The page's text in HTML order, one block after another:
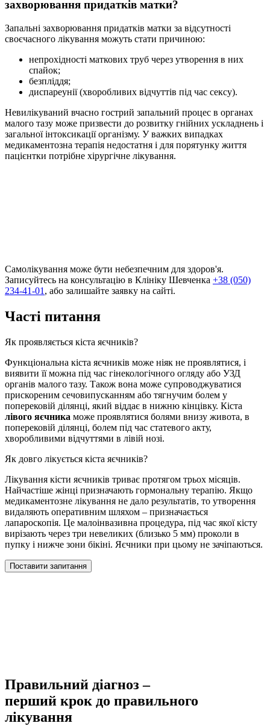
захворювання придатків матки?
Запальні захворювання придатків матки за відсутності
своєчасного лікування можуть стати причиною:
непрохідності маткових труб через утворення в них
спайок;
безпліддя;
диспареунії (хворобливих відчуттів під час сексу).
Невилікуваний вчасно гострий запальний процес в органах
малого тазу може призвести до розвитку гнійних ускладнень і
загальної інтоксикації організму. У важких випадках
медикаментозна терапія недостатня і для порятунку життя
пацієнтки потрібне хірургічне лікування.
Самолікування може бути небезпечним для здоров'я.
Записуйтесь на консультацію в Клініку Шевченка +38 (050)
234-41-01 , або залишайте заявку на сайті.
Часті питання
Як проявляється кіста яєчників?
Функціональна кіста яєчників може ніяк не проявлятися, і
виявити її можна під час гінекологічного огляду або УЗД
органів малого тазу. Також вона може супроводжуватися
прискореним сечовипусканням або тягнучим болем у
поперековій ділянці, який віддає в нижню кінцівку. Кіста
лівого яєчника може проявлятися болями внизу живота, в
поперековій ділянці, болем під час статевого акту,
хворобливими відчуттями в лівій нозі.
Як довго лікується кіста яєчників?
Лікування кісти яєчників триває протягом трьох місяців.
Найчастіше жінці призначають гормональну терапію. Якщо
медикаментозне лікування не дало результатів, то утворення
видаляють оперативним шляхом – призначається
лапароскопія. Це малоінвазивна процедура, під час якої кісту
вирізають через три невеликих (близько 5 мм) проколи в
пупку і нижче зони бікіні. Яєчники при цьому не зачіпаються.
Поставити запитання
Правильний діагноз –
перший крок до правильного
лікування